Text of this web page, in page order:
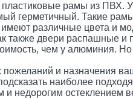
рамы из ПВХ. У
герметичный. Такие
различные цвета и
также двери распашные
чем у алюминия.
и назначения
наиболее
недорогим остеклением